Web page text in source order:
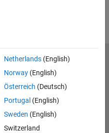
Netherlands(English)
Norway(English)
Österreich (Deutsch)
Portugal (English)
Sweden (English)
Switzerland
Estado de las aplicaciones